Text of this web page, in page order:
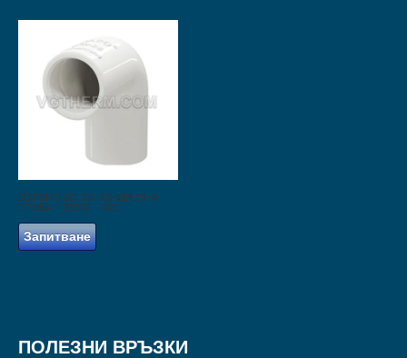
КОЛЯНО 90° ЗА КОНДЕНЗНА
ТРЪБА – БЯЛО – Ф21
Запитване
ПОЛЕЗНИ ВРЪЗКИ